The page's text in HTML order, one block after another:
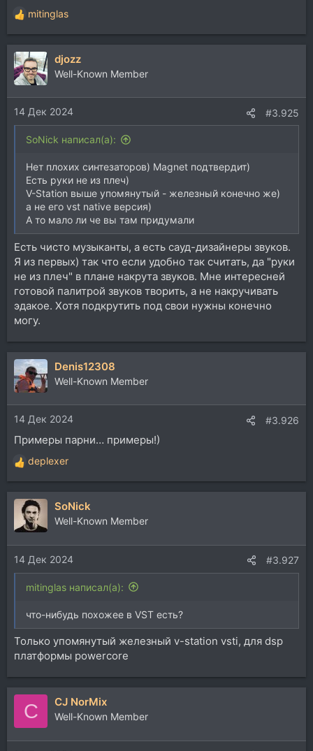
Р
е
а
к
ц
и
и
:
mitinglas
djozz
Well-Known Member
14 Дек 2024 #3.925
SoNick написал(а):
Нет плохих синтезаторов) Magnet подтвердит)
Есть руки не из плеч)
V-Station выше упомянутый - железный конечно же)
а не его vst native версия)
А то мало ли че вы там придумали
Есть чисто музыканты, а есть сауд-дизайнеры звуков.
Я из первых) так что если удобно так считать, да "руки
не из плеч" в плане накрута звуков. Мне интересней
готовой палитрой звуков творить, а не накручивать
эдакое. Хотя подкрутить под свои нужны конечно
могу.
Denis12308
Well-Known Member
14 Дек 2024 #3.926
Примеры парни… примеры!)
Р
е
а
и
и
:
deplexer
SoNick
Well-Known Member
14 Дек 2024 #3.927
mitinglas написал(а):
что-нибудь похожее в VST есть?
Только упомянутый железный v-station vsti, для dsp
платформы powercore
C CJ NorMix
Well-Known Member